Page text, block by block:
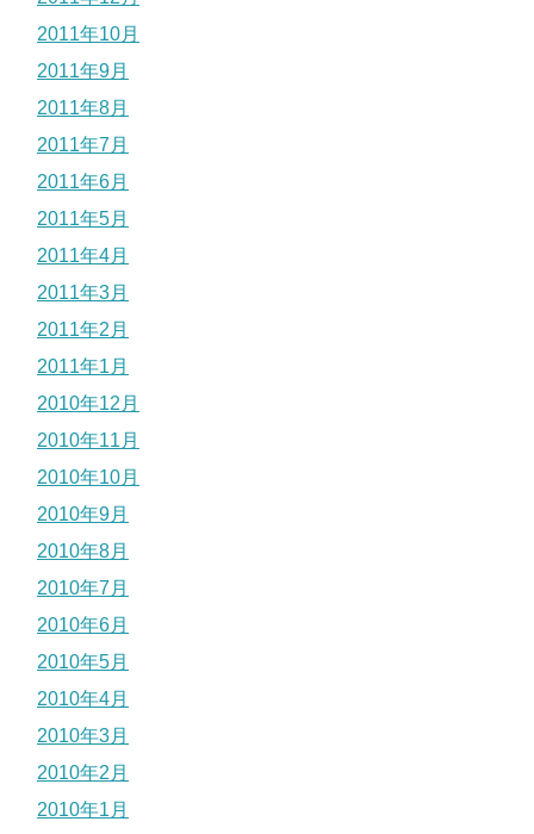
2011年10月
2011年9月
2011年8月
2011年7月
2011年6月
2011年5月
2011年4月
2011年3月
2011年2月
2011年1月
2010年12月
2010年11月
2010年10月
2010年9月
2010年8月
2010年7月
2010年6月
2010年5月
2010年4月
2010年3月
2010年2月
2010年1月